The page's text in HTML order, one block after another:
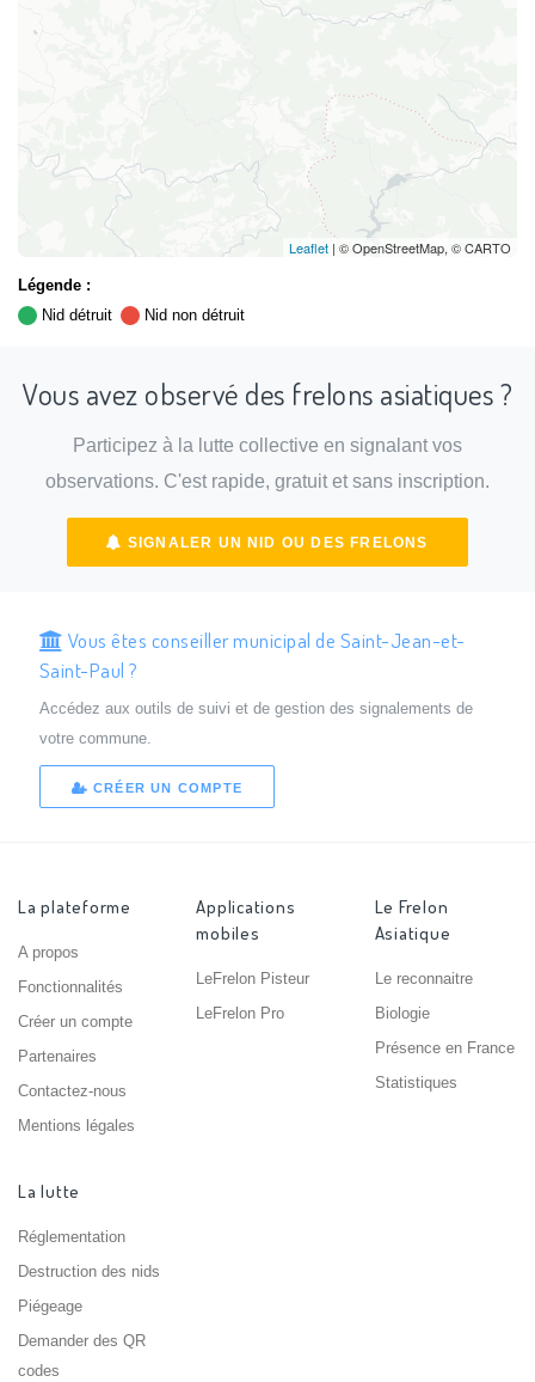
Leaflet | © OpenStreetMap, © CARTO
Légende :
Nid détruit
Nid non détruit
Vous avez observé des frelons asiatiques ?
Participez à la lutte collective en signalant vos
observations. C'est rapide, gratuit et sans inscription.
SIGNALER UN NID OU DES FRELONS
Vous êtes conseiller municipal de Saint-Jean-et-
Saint-Paul ?
Accédez aux outils de suivi et de gestion des signalements de
votre commune.
CRÉER UN COMPTE
La plateforme
A propos
Fonctionnalités
Créer un compte
Partenaires
Contactez-nous
Mentions légales
Applications
mobiles
LeFrelon Pisteur
LeFrelon Pro
Le Frelon
Asiatique
Le reconnaitre
Biologie
Présence en France
Statistiques
La lutte
Réglementation
Destruction des nids
Piégeage
Demander des QR
codes